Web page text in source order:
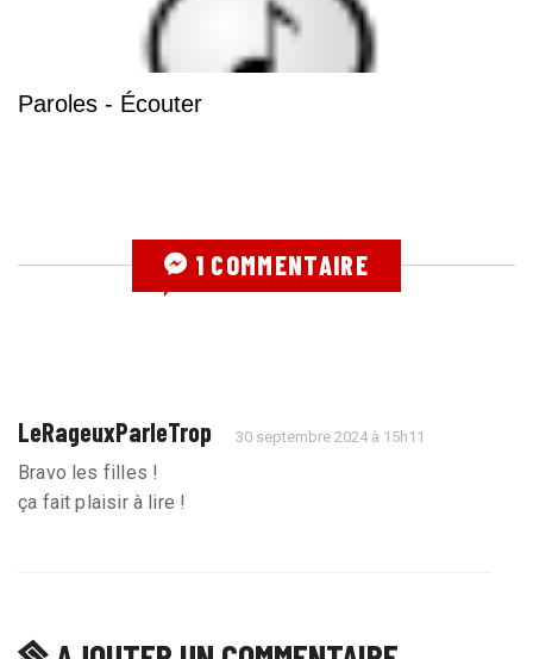
Paroles - Écouter
1 COMMENTAIRE
LeRageuxParleTrop 30 septembre 2024 à 15h11
Bravo les filles !
ça fait plaisir à lire !